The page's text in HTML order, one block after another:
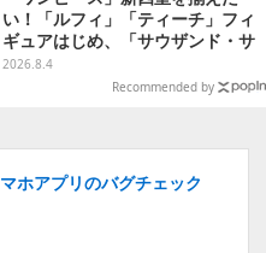
い！「ルフィ」「ティーチ」フィ
ギュアはじめ、「サウザンド・サ
ニー号リモコンカー」など4商品
2026.8.4
Recommended by
ホアプリのバグチェック